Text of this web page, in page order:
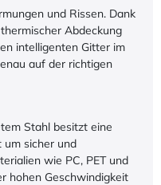
und Rissen. Dank
Abdeckung
intelligenten Gitter im
auf der richtigen
Stahl besitzt eine
um sicher und
wie PC, PET und
hohen Geschwindigkeit